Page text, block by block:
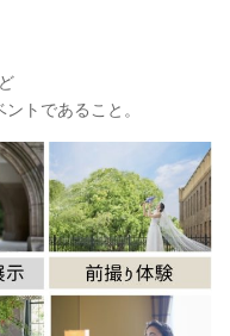
トであること。